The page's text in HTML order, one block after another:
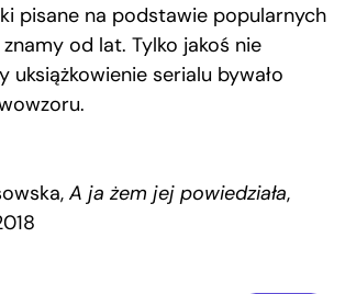
pisane na podstawie popularnych
od lat. Tylko jakoś nie
uksiążkowienie serialu bywało
A ja żem jej powiedziała,